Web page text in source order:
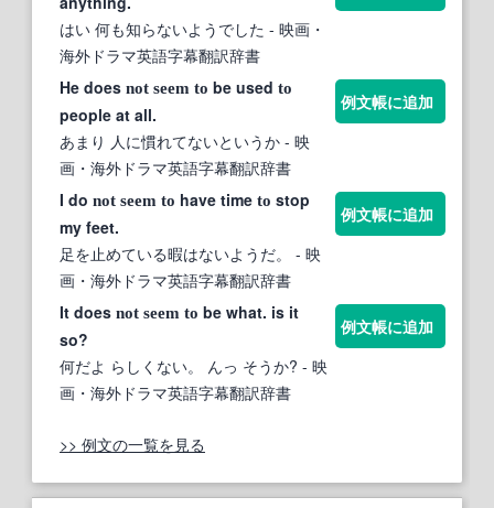
はい 何も知らないようでした - 映画・
海外ドラマ英語字幕翻訳辞書
He does not seem to be used to
people at all.
あまり 人に慣れてないというか - 映
画・海外ドラマ英語字幕翻訳辞書
例文帳に追加
I do not seem to have time to stop
my feet.
足を止めている暇はないようだ。
- 映
画・海外ドラマ英語字幕翻訳辞書
例文帳に追加
It does not seem to be what. is it
so?
何だよ らしくない。 んっ そうか? - 映
画・海外ドラマ英語字幕翻訳辞書
例文帳に追加
>> 例文の一覧を見る